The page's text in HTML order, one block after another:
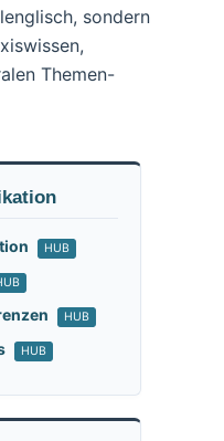
sondern
Themen-
HUB
HUB
HUB